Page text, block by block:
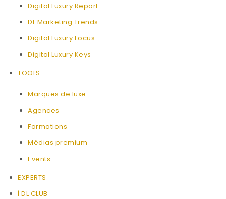
Digital Luxury Report
DL Marketing Trends
Digital Luxury Focus
Digital Luxury Keys
TOOLS
Marques de luxe
Agences
Formations
Médias premium
Events
EXPERTS
| DL CLUB